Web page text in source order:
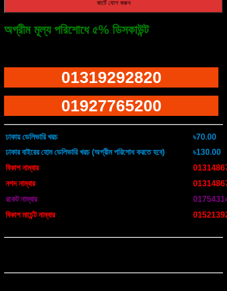
Monster
Hat
quantity
কার্টে যোগ করুন
অগ্রীম মূল্য পরিশোধে ৫% ডিসকাউন্ট
01319292820
01927765200
ঢাকায় ডেলিভারি খরচ
৳70.00
ঢাকার বাইরের হোম ডেলিভারি খরচ (অগ্রীম পরিশোধ করতে হবে)
৳130.00
বিকাশ নাম্বার
নগদ নাম্বার
রকেট নাম্বার
বিকাশ মার্চেন্ট নাম্বার